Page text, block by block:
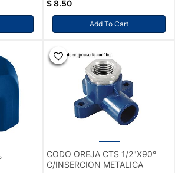
$8.50
Add To Cart
CODO OREJA CTS 1/2"X90°
C/INSERCION METALICA